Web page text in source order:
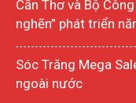
Cần Thơ và Bộ
nghẽn” phát triển
Sóc Trăng Mega
ngoài nước